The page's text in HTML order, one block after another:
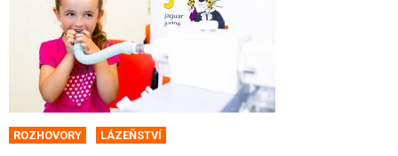
ROZHOVORY LÁZEŇSTVÍ